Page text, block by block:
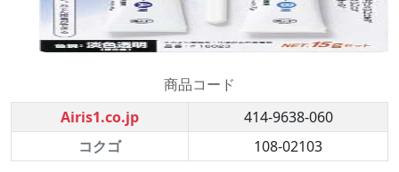
商品コード
Airis1.co.jp
414-9638-060
コクゴ
108-02103